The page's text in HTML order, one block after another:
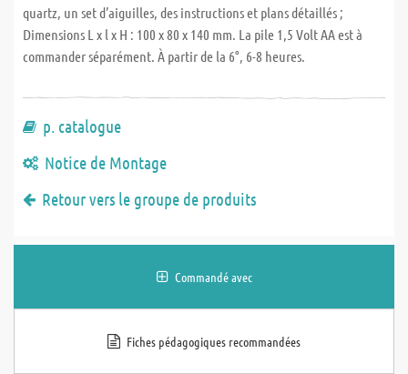
quartz, un set d’aiguilles, des instructions et plans détaillés ;
Dimensions L x l x H : 100 x 80 x 140 mm. La pile 1,5 Volt AA est à
commander séparément. À partir de la 6°, 6-8 heures.
p. catalogue
Notice de Montage
Retour vers le groupe de produits
Commandé avec
Fiches pédagogiques recommandées